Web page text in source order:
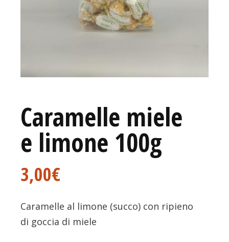
Caramelle miele
e limone 100g
3,00€
Caramelle al limone (succo) con ripieno
di goccia di miele